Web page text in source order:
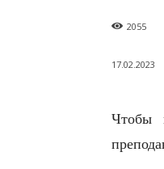
2055
17.02.2023
Чтобы